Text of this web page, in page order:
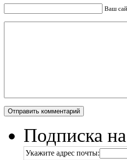
Ваш
Подписка
Укажите адрес почты: